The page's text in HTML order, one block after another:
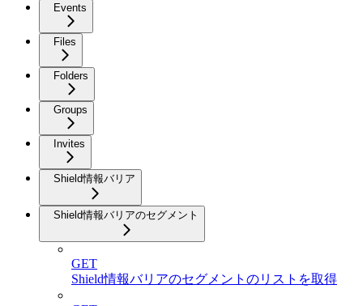
Events
Files
Folders
Groups
Invites
Shield情報バリア
Shield情報バリアのセグメント
GET
Shield情報バリアのセグメントのリストを取得